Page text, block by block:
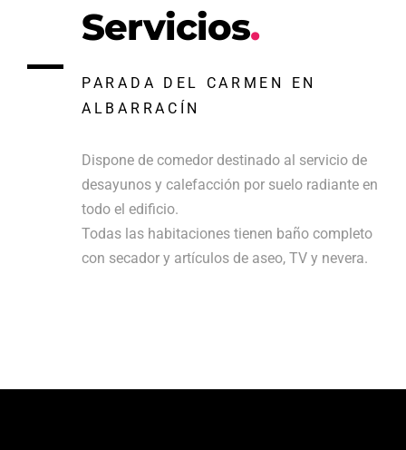
Servicios.
PARADA DEL CARMEN EN
ALBARRACÍN
Dispone de comedor destinado al servicio de
desayunos y calefacción por suelo radiante en
todo el edificio.
Todas las habitaciones tienen baño completo
con secador y artículos de aseo, TV y nevera.